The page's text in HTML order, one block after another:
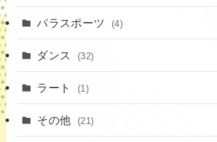
(12)
(11)
(3)
(14)
(23)
(16)
(6)
パラスポーツ (4)
ダンス (32)
(3)
ラート (1)
その他 (21)